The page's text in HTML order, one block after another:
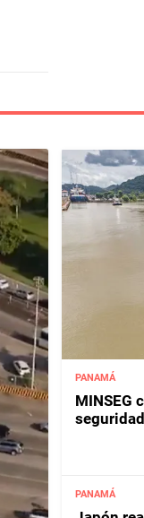
PANAMÁ
MINSEG
PANAMÁ